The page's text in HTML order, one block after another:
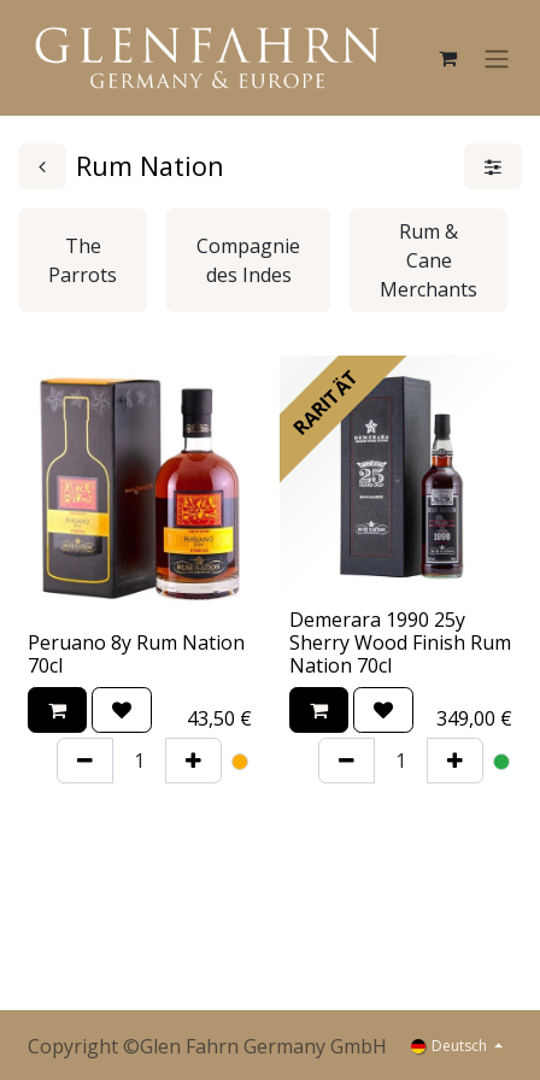
Rum Nation
The
Parrots
Compagnie
des Indes
Rum &
Cane
Merchants
Peruano 8y Rum Nation
70cl
43,50 €
RARITÄT
Demerara 1990 25y
Sherry Wood Finish Rum
Nation 70cl
349,00 €
Copyright ©Glen Fahrn Germany GmbH Deutsch